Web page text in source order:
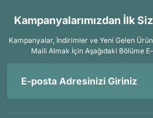
Kampanyalarımızdan İlk
Kampanyalar, İndirimler ve Yeni Gelen
Maili Almak İçin Aşağıdaki Bölüme